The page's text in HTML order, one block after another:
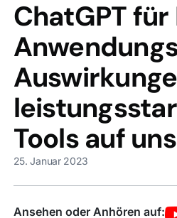
ChatGPT für
auf unsere
25. Januar 2023
Ansehen oder Anhören auf: